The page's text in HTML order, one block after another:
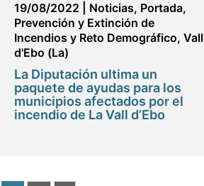
19/08/2022 Noticias, Portada,
Prevención y Extinción de
Incendios y Reto Demográfico, Vall
d'Ebo (La)
La Diputación ultima un
paquete de ayudas para los
municipios afectados por el
incendio de La Vall d’Ebo